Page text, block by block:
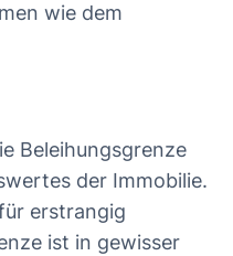
wie dem
Beleihungsgrenze
der Immobilie.
erstrangig
ist in gewisser